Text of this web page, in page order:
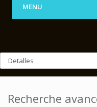
MENU
Recherche